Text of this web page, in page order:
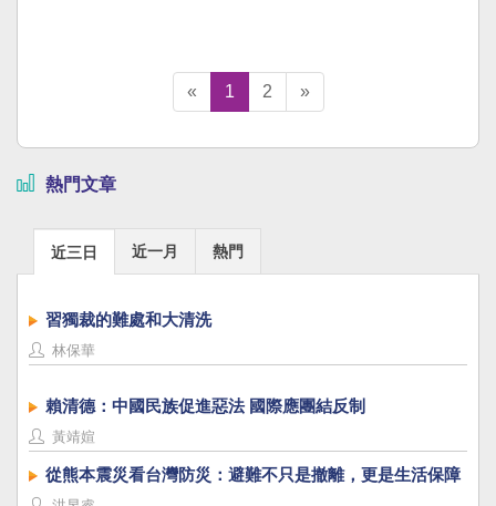
« 1 2 »
熱門文章
近三日 近一月 熱門
習獨裁的難處和大清洗
林保華
賴清德：中國民族促進惡法 國際應團結反制
黃靖媗
從熊本震災看台灣防災：避難不只是撤離，更是生活保障